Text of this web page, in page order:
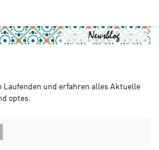
Laufenden und erfahren alles Aktuelle
optes.